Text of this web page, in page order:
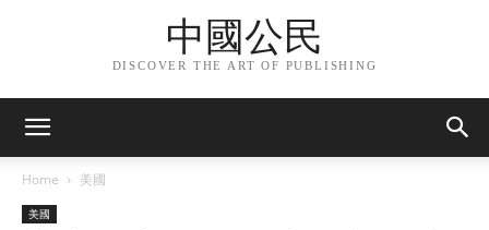
中國公民
DISCOVER THE ART OF PUBLISHING
Home 美國
美國